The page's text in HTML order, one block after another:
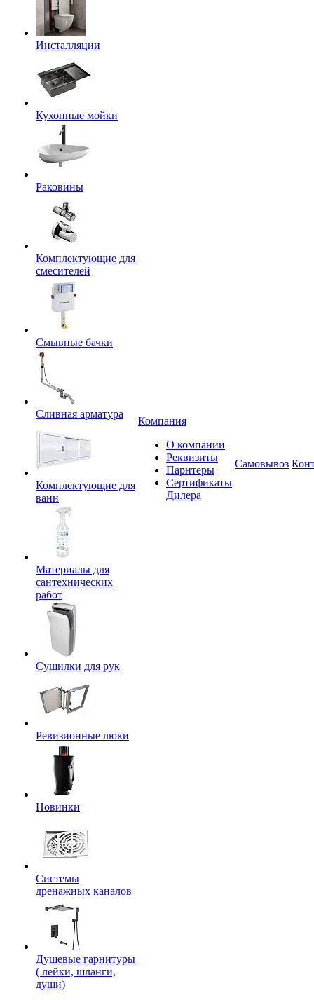
Инсталляции
Кухонные мойки
Раковины
Комплектующие для
смесителей
Смывные бачки
Сливная арматура
Комплектующие для
ванн
Материалы для
сантехнических
работ
Сушилки для рук
Ревизионные люки
Новинки
Системы
дренажных каналов
Душевые гарнитуры
( лейки, шланги,
души)
Компания
О компании
Реквизиты
Парнтеры
Сертификаты
Дилера
Самовывоз